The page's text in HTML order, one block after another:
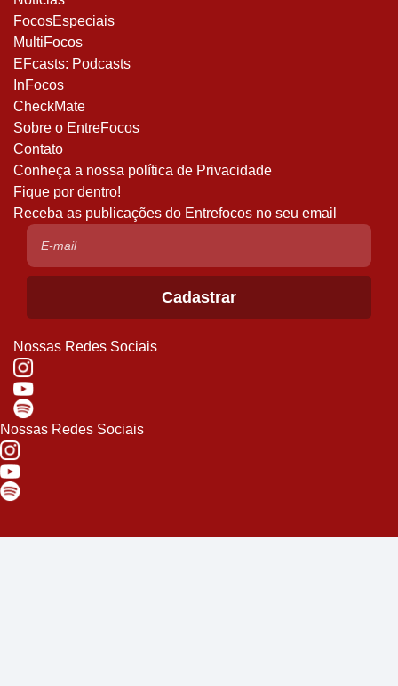
FocosEspeciais
MultiFocos
EFcasts: Podcasts
InFocos
CheckMate
Sobre o EntreFocos
Contato
Conheça a nossa política de Privacidade
Fique por dentro!
Receba as publicações do Entrefocos no seu email
Nossas Redes Sociais
Nossas Redes Sociais